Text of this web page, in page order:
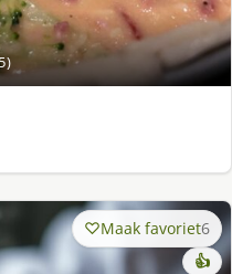
Maak favoriet6
👍